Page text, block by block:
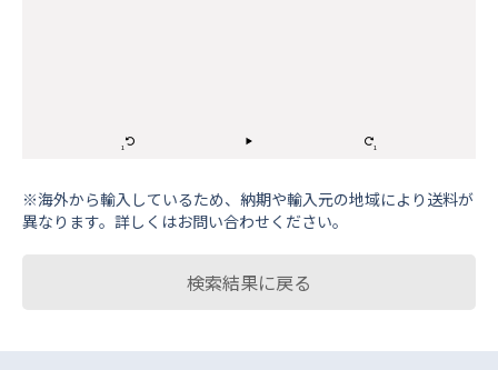
※海外から輸⼊しているため、納期や輸⼊元の地域により送料が
異なります。詳しくはお問い合わせください。
検索結果に戻る